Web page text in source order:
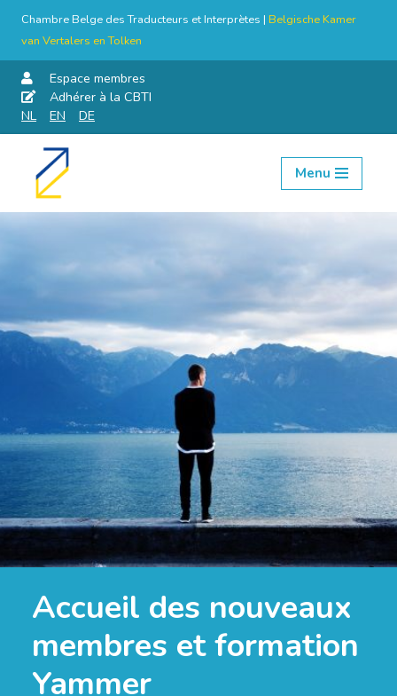
Chambre Belge des Traducteurs et Interprètes | Belgische Kamer
van Vertalers en Tolken
Espace membres
Adhérer à la CBTI
NL
EN DE
Aller
contenu
Menu
Accueil des nouveaux
membres et formation
Yammer